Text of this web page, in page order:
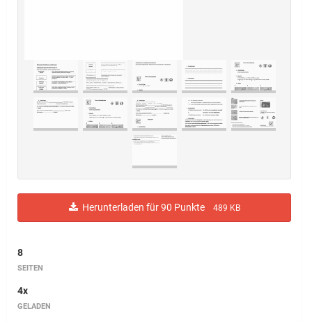
Herunterladen für 90 Punkte 489 KB
8
SEITEN
4x
GELADEN